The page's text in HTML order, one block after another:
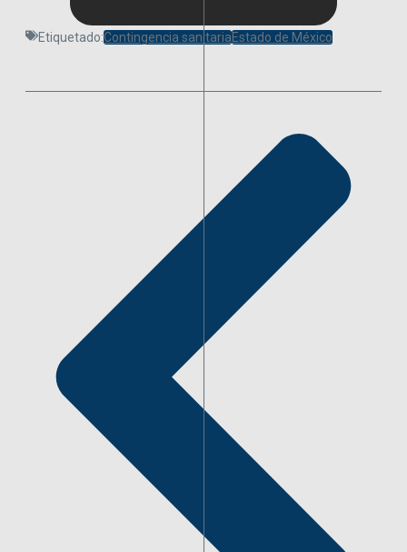
Etiquetado:Contingencia sanitariaEstado de México